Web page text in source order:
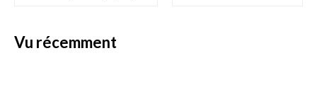
vu récemment